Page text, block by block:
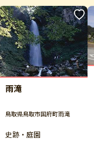
雨滝
鳥取県鳥取市国府町雨滝
史跡・庭園